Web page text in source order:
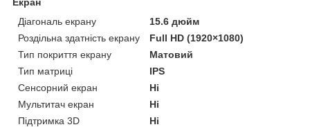
Діагональ екрану
15.6 дюйм
Роздільна здатність екрану
Full HD (1920×1080)
Тип покриття екрану
Матовий
Тип матриці
IPS
Сенсорний екран
Ні
Мультитач екран
Ні
Підтримка 3D
Ні